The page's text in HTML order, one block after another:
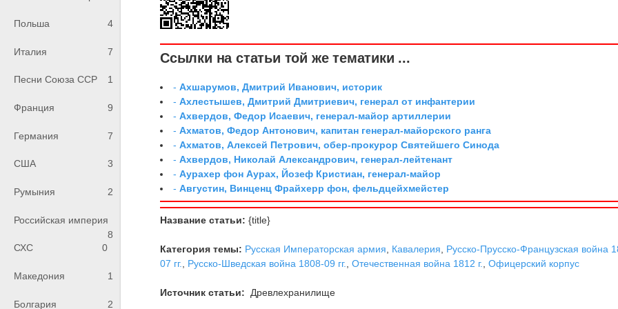
Польша 4
Италия 7
Песни Союза ССР 1
Франция 9
Германия 7
США 3
Румыния 2
Российская империя
8
СХС
0
Македония 1
Болгария 2
Ссылки на статьи той же тематики ...
-Ахшарумов, Дмитрий Иванович, историк
-Ахлестышев, Дмитрий Дмитриевич, генерал от инфантерии
-Ахвердов, Федор Исаевич, генерал-майор артиллерии
-Ахматов, Федор Антонович, капитан генерал-майорского ранга
-Ахматов, Алексей Петрович, обер-прокурор Святейшего Синода
-Ахвердов, Николай Александрович, генерал-лейтенант
-Аурахер фон Аурах, Йозеф Кристиан, генерал-майор
-Августин, Винценц Фрайхерр фон, фельдцейхмейстер
Название статьи: {title}
Категория темы: Русская Императорская армия Кавалерия
Русско-Прусско-Французская война
07 гг.
Русско-Шведская война 1808-09 гг. ,Отечественная война 1812 г. ,Офицерский корпус
Источник статьи: Древлехранилище